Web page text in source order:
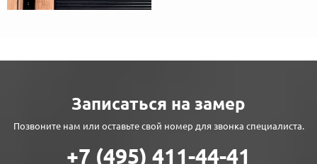
Записаться на замер
Позвоните нам или оставьте свой номер для звонка специалиста.
+7 (495) 411-44-41